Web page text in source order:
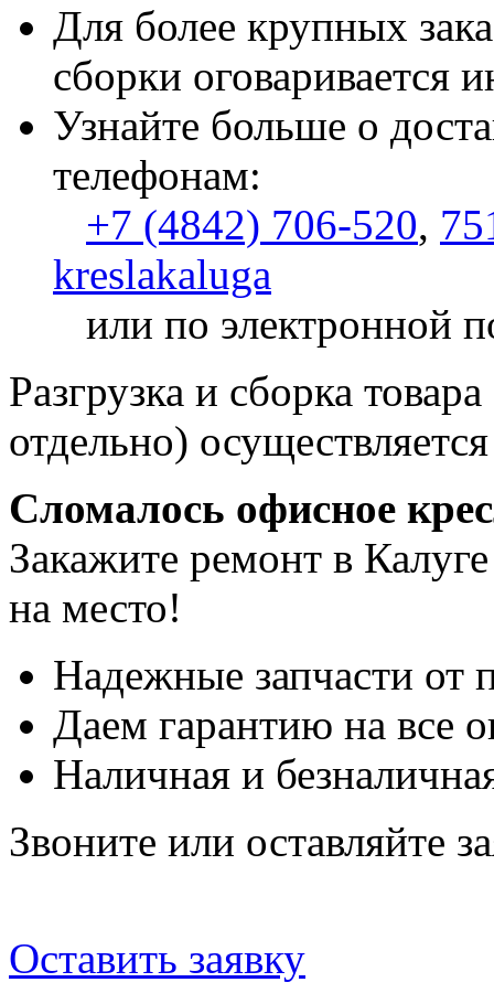
Для более крупных
сборки оговаривается
Узнайте больше о
телефонам:
+7 (4842) 706-520,
kreslakaluga
или по электронной
Разгрузка и сборка
отдельно)
Сломалось офисное
Закажите ремонт в
на место!
Надежные запчасти от
Даем гарантию на все
Наличная и
Звоните или оставляйте
Оставить заявку